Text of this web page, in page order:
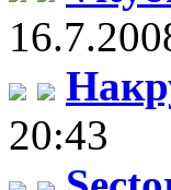
20:43